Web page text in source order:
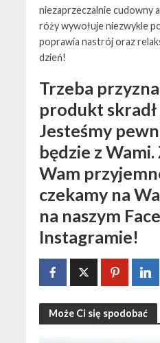
niezaprzeczalnie cudowny
róży wywołuje niezwykle
poprawia nastrój oraz
dzień!
Trzeba
produkt skradł
Jesteśmy
będzie z
Wam
czekamy na
na naszym
Instagramie!
Może Ci się spodobać